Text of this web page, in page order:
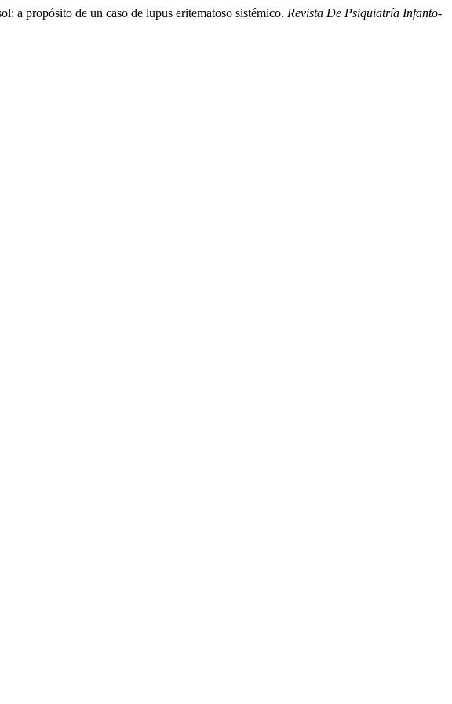
propósito de un caso de lupus eritematoso sistémico. Revista De Psiquiatría Infanto-